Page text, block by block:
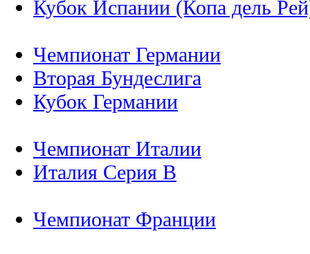
Кубок Испании (Копа дель
Чемпионат Германии
Вторая Бундеслига
Кубок Германии
Чемпионат Италии
Италия Серия B
Чемпионат Франции